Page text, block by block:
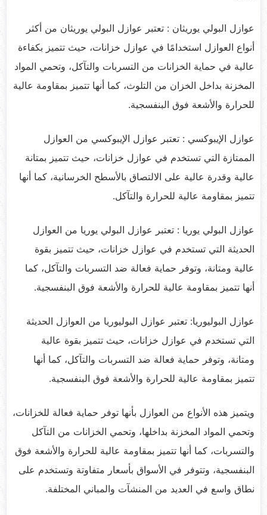
عوازل البولي يوريثان : تعتبر عوازل البولي يوريثان من أكثر
أنواع العوازل استخدامًا في عوازل خزانات، حيث تتميز بكفاءة
عالية في حماية الخزانات من التسربات والتآكل، وتحمي المواد
المخزنة بداخل الخزان من التلوث، كما أنها تتميز بمقاومة عالية
للحرارة والأشعة فوق البنفسجية.
عوازل الإيبوكسي : تعتبر عوازل الإيبوكسي من العوازل
الممتازة التي تستخدم في عوازل خزانات، حيث تتميز بمتانة
عالية وقدرة عالية على الالتصاق بالأسطح الخرسانية، كما أنها
تتميز بمقاومة عالية للحرارة والتآكل.
عوازل البولي يوريا : تعتبر عوازل البولي يوريا من العوازل
الحديثة التي تستخدم في عوازل خزانات، حيث تتميز بقوة
عالية ومتانة، وتوفر حماية فعالة ضد التسربات والتآكل، كما
أنها تتميز بمقاومة عالية للحرارة والأشعة فوق البنفسجية.
عوازل البوليوريا: تعتبر عوازل البوليوريا من العوازل الحديثة
التي تستخدم في عوازل خزانات، حيث تتميز بقوة عالية
ومتانة، وتوفر حماية فعالة ضد التسربات والتآكل، كما أنها
تتميز بمقاومة عالية للحرارة والأشعة فوق البنفسجية.
ويتميز هذه الأنواع من العوازل بأنها توفر حماية فعالة للخزانات،
وتحمي المواد المخزنة بداخلها، وتحمي الخزانات من التآكل
والتسربات، كما أنها تتميز بمقاومة عالية للحرارة والأشعة فوق
البنفسجية، وتتوفر في الأسواق بأسعار متفاوتة وتستخدم على
نطاق واسع في العديد من المنشآت والمباني المختلفة.